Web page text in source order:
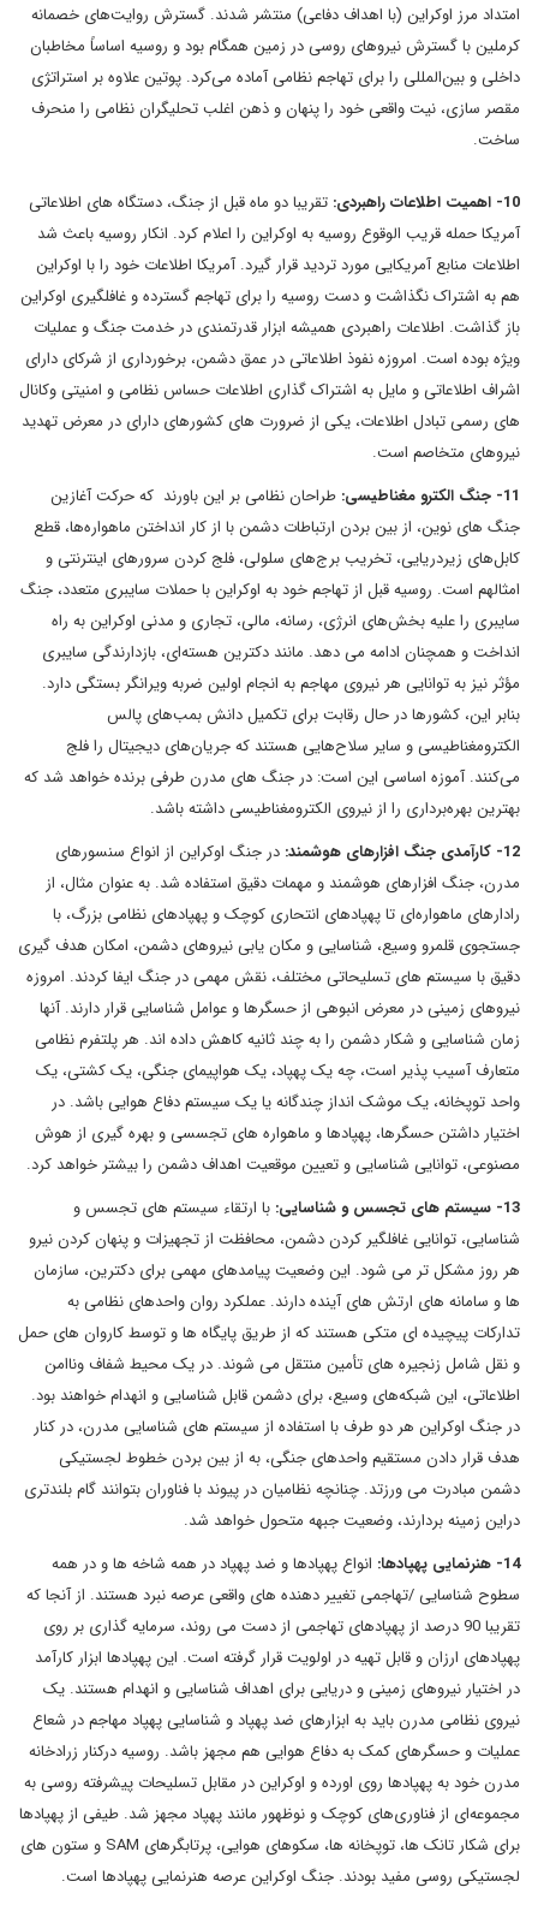
امتداد مرز اوکراین (با اهداف دفاعی) منتشر شدند. گسترش روایت‌های خصمانه
کرملین با گسترش نیروهای روسی در زمین همگام بود و روسیه اساساً مخاطبان
داخلی و بین‌المللی را برای تهاجم نظامی آماده می‌کرد. پوتین علاوه بر استراتژی
مقصر سازی، نیت واقعی خود را پنهان و ذهن اغلب تحلیگران نظامی را منحرف
ساخت.
10- اهمیت اطلاعات راهبردی:
تقریبا دو ماه قبل از جنگ، دستگاه های اطلاعاتی
آمریکا حمله قریب الوقوع روسیه به اوکراین را اعلام کرد. انکار روسیه باعث شد
اطلاعات منابع آمریکایی مورد تردید قرار گیرد. آمریکا اطلاعات خود را با اوکراین
هم به اشتراک نگذاشت و دست روسیه را برای تهاجم گسترده و غافلگیری اوکراین
باز گذاشت. اطلاعات راهبردی همیشه ابزار قدرتمندی در خدمت جنگ و عملیات
ویژه بوده است. امروزه نفوذ اطلاعاتی در عمق دشمن، برخورداری از شرکای دارای
اشراف اطلاعاتی و مایل به اشتراک گذاری اطلاعات حساس نظامی و امنیتی وکانال
های رسمی تبادل اطلاعات، یکی از ضرورت های کشورهای دارای در معرض تهدید
نیروهای متخاصم است.
11- جنگ الکترو مغناطیسی:
طراحان نظامی بر این باورند که حرکت آغازین
جنگ های نوین، از بین بردن ارتباطات دشمن با از کار انداختن ماهواره‌ها، قطع
کابل‌های زیردریایی، تخریب برج‌های سلولی، فلج کردن سرورهای اینترنتی و
امثالهم است. روسیه قبل از تهاجم خود به اوکراین با حملات سایبری متعدد، جنگ
سایبری را علیه بخش‌های انرژی، رسانه، مالی، تجاری و مدنی اوکراین به راه
انداخت و همچنان ادامه می دهد. مانند دکترین هسته‌ای، بازدارندگی سایبری
مؤثر نیز به توانایی هر نیروی مهاجم به انجام اولین ضربه ویرانگر بستگی دارد.
بنابر این، کشورها در حال رقابت برای تکمیل دانش بمب‌های پالس
الکترومغناطیسی و سایر سلاح‌هایی هستند که جریان‌های دیجیتال را فلج
می‌کنند. آموزه اساسی این است: در جنگ های مدرن طرفی برنده خواهد شد که
بهترین بهره‌برداری را از نیروی الکترومغناطیسی داشته باشد.
12- کارآمدی جنگ افزارهای هوشمند:
در جنگ اوکراین از انواع سنسورهای
مدرن، جنگ افزارهای هوشمند و مهمات دقیق استفاده شد. به عنوان مثال، از
رادارهای ماهواره‌ای تا پهپادهای انتحاری کوچک و پهپادهای نظامی بزرگ، با
جستجوی قلمرو وسیع، شناسایی و مکان یابی نیروهای دشمن، امکان هدف گیری
دقیق با سیستم های تسلیحاتی مختلف، نقش مهمی در جنگ ایفا کردند. امروزه
نیروهای زمینی در معرض انبوهی از حسگرها و عوامل شناسایی قرار دارند. آنها
زمان شناسایی و شکار دشمن را به چند ثانیه کاهش داده اند. هر پلتفرم نظامی
متعارف آسیب پذیر است، چه یک پهپاد، یک هواپیمای جنگی، یک کشتی، یک
واحد توپخانه، یک موشک انداز چندگانه یا یک سیستم دفاع هوایی باشد. در
اختیار داشتن حسگرها، پهپادها و ماهواره های تجسسی و بهره گیری از هوش
مصنوعی، توانایی شناسایی و تعیین موقعیت اهداف دشمن را بیشتر خواهد کرد.
13- سیستم های تجسس و شناسایی:
با ارتقاء سیستم های تجسس و
شناسایی، توانایی غافلگیر کردن دشمن، محافظت از تجهیزات و پنهان کردن نیرو
هر روز مشکل تر می شود. این وضعیت پیامدهای مهمی برای دکترین، سازمان
ها و سامانه های ارتش های آینده دارند. عملکرد روان واحدهای نظامی به
تدارکات پیچیده ای متکی هستند که از طریق پایگاه ها و توسط کاروان های حمل
و نقل شامل زنجیره های تأمین منتقل می شوند. در یک محیط شفاف وناامن
اطلاعاتی، این شبکه‌های وسیع، برای دشمن قابل شناسایی و انهدام خواهند بود.
در جنگ اوکراین هر دو طرف با استفاده از سیستم های شناسایی مدرن، در کنار
هدف قرار دادن مستقیم واحدهای جنگی، به از بین بردن خطوط لجستیکی
دشمن مبادرت می ورزتد. چنانچه نظامیان در پیوند با فناوران بتوانند گام بلندتری
دراین زمینه بردارند، وضعیت جبهه متحول خواهد شد.
14- هنرنمایی پهپادها:
انواع پهپادها و ضد پهپاد در همه شاخه ها و در همه
سطوح شناسایی /تهاجمی تغییر دهنده های واقعی عرصه نبرد هستند. از آنجا که
تقریبا 90 درصد از پهپادهای تهاجمی از دست می روند، سرمایه گذاری بر روی
پهپادهای ارزان و قابل تهیه در اولویت قرار گرفته است. این پهپادها ابزار کارآمد
در اختیار نیروهای زمینی و دریایی برای اهداف شناسایی و انهدام هستند. یک
نیروی نظامی مدرن باید به ابزارهای ضد پهپاد و شناسایی پهپاد مهاجم در شعاع
عملیات و حسگرهای کمک به دفاع هوایی هم مجهز باشد. روسیه درکنار زرادخانه
مدرن خود به پهپادها روی اورده و اوکراین در مقابل تسلیحات پیشرفته روسی به
مجموعه‌ای از فناوری‌های کوچک و نوظهور مانند پهپاد مجهز شد. طیفی از پهپادها
برای شکار تانک ها، توپخانه ها، سکوهای هوایی، پرتابگرهای SAM و ستون های
لجستیکی روسی مفید بودند. جنگ اوکراین عرصه هنرنمایی پهپادها است.